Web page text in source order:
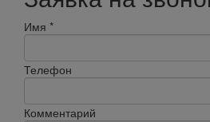
Имя *
Телефон
Комментарий